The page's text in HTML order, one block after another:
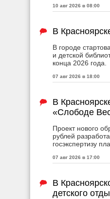
10 авг 2026 в 08:00
В
В городе
и детской
конца 2026 года.
07 авг 2026 в 18:00
В
«Слободе
Проект нового
рублей
госэкспертизу
07 авг 2026 в 17:00
В
детского